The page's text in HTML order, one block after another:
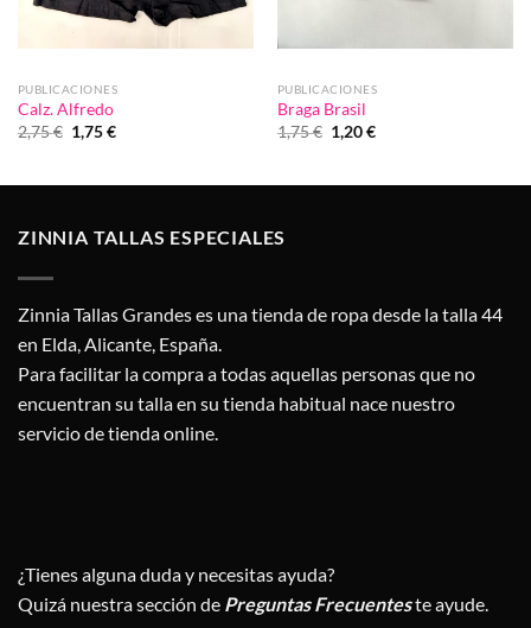
PUBLICACIONES
Calz. Alfredo
2,75€ El
precio
1,75€El
PUBLICACIONES
Braga Brasil
1,75€ El
precio
1,20€El
ZINNIA TALLAS ESPECIALES
Zinnia Tallas Grandes es una tienda de ropa desde la talla 44
en Elda, Alicante, España.
Para facilitar la compra a todas aquellas personas que no
encuentran su talla en su tienda habitual nace nuestro
servicio de tienda online.
¿Tienes alguna duda y necesitas ayuda?
Quizá nuestra sección de Preguntas Frecuenteste ayude.